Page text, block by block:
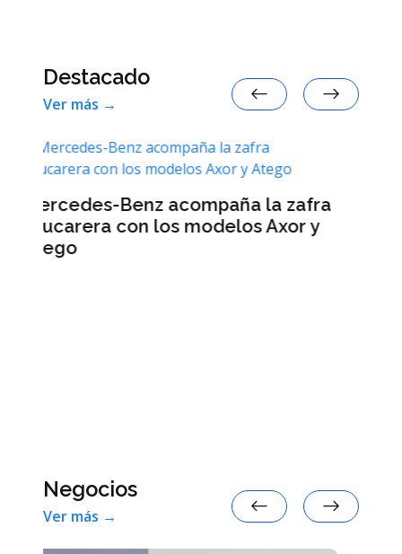
Destacado
Ver más →
zafra
y
Negocios
Ver más →